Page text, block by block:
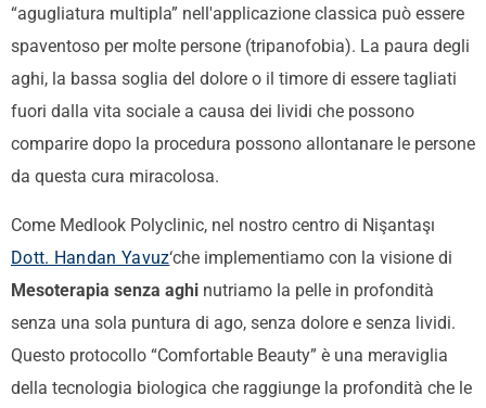
“agugliatura multipla” nell'applicazione classica può essere
spaventoso per molte persone (tripanofobia). La paura degli
aghi, la bassa soglia del dolore o il timore di essere tagliati
fuori dalla vita sociale a causa dei lividi che possono
comparire dopo la procedura possono allontanare le persone
da questa cura miracolosa.
Come Medlook Polyclinic, nel nostro centro di Nişantaşı
Dott. Handan Yavuz‘che implementiamo con la visione di
Mesoterapia senza aghi nutriamo la pelle in profondità
senza una sola puntura di ago, senza dolore e senza lividi.
Questo protocollo “Comfortable Beauty” è una meraviglia
della tecnologia biologica che raggiunge la profondità che le